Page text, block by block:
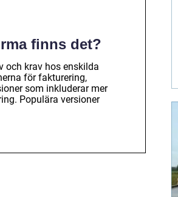
finns det?
och krav hos enskilda
för fakturering,
som inkluderar mer
Populära versioner